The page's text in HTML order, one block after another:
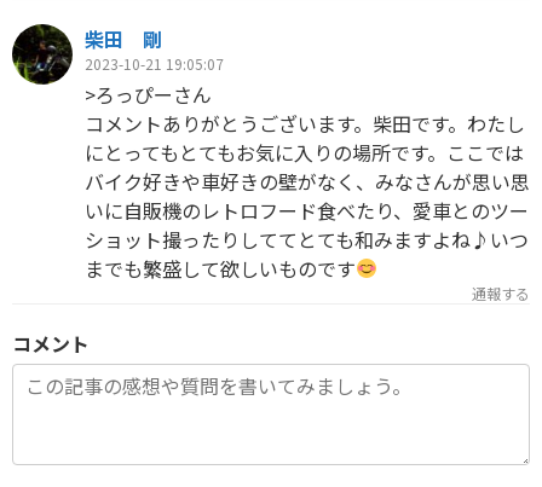
柴田 剛
2023-10-21 19:05:07
>ろっぴーさん
コメントありがとうございます。柴田です。わたし
にとってもとてもお気に入りの場所です。ここでは
バイク好きや車好きの壁がなく、みなさんが思い思
いに自販機のレトロフード食べたり、愛車とのツー
ショット撮ったりしててとても和みますよね♪いつ
までも繁盛して欲しいものです
通報する
コメント